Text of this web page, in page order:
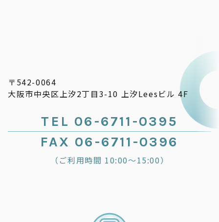
〒542-0064
大阪市中央区上汐2丁目3-10 上汐Leesビル 4F
TEL 06-6711-0395
FAX 06-6711-0396
（ご利用時間 10:00～15:00）